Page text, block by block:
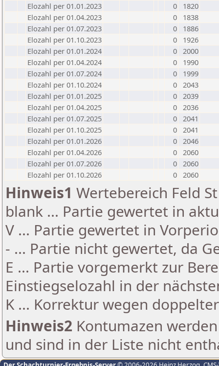
Elozahl per 01.01.2023
0
1820
Elozahl per 01.04.2023
0
1838
Elozahl per 01.07.2023
0
1886
Elozahl per 01.10.2023
0
1926
Elozahl per 01.01.2024
0 2000
Elozahl per 01.04.2024
0
1990
Elozahl per 01.07.2024
0
1999
Elozahl per 01.10.2024
0 2043
Elozahl per 01.01.2025
0 2039
Elozahl per 01.04.2025
0 2036
Elozahl per 01.07.2025
0 2041
Elozahl per 01.10.2025
0 2041
Elozahl per 01.01.2026
0 2046
Elozahl per 01.04.2026
0 2060
Elozahl per 01.07.2026
0 2060
Elozahl per 01.10.2026
0 2060
Hinweis1 Wertebereich Feld
blank ... Partie gewertet in
V ... Partie gewertet in
- ... Partie nicht gewertet, da
E ... Partie vorgemerkt zur
Einstiegselozahl in der
K ... Korrektur wegen
Hinweis2 Kontumazen
und sind in der Liste nicht